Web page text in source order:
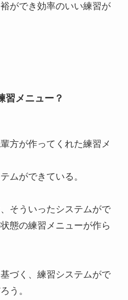
ができ効率のいい練習が
習メニュー？
方が作ってくれた練習メ
ムができている。
そういったシステムがで
態の練習メニューが作ら
づく、練習システムがで
う。